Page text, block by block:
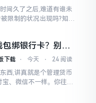
间久了之后,难道有谁未
限制的状况出现吗?知乎
绑银行卡？别折
是这样的
下载 ⋅ 今天 ⋅ 24 阅读
西,讲真就是个管理货币
、微信不一样。你往里